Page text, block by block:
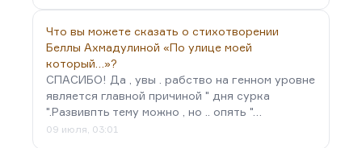
Что вы можете сказать о стихотворении
Беллы Ахмадулиной «По улице моей
который…»?
СПАСИБО! Да , увы . рабство на генном уровне
является главной причиной " дня сурка
".Развивпть тему можно , но .. опять "…
09 июля, 03:01